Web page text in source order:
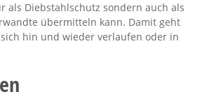
als Diebstahlschutz sondern auch als
übermitteln kann. Damit geht
hin und wieder verlaufen oder in